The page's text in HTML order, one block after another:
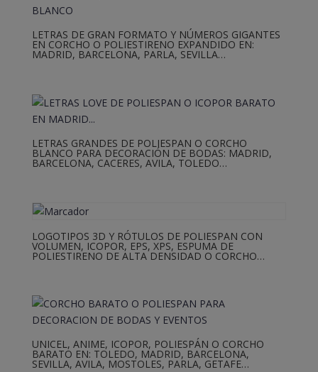
LETRAS DE GRAN FORMATO Y NÚMEROS GIGANTES
EN CORCHO O POLIESTIRENO EXPANDIDO EN:
MADRID, BARCELONA, PARLA, SEVILLA…
LETRAS GRANDES DE POLIESPAN O CORCHO
BLANCO PARA DECORACIÓN DE BODAS: MADRID,
BARCELONA, CACERES, AVILA, TOLEDO…
LOGOTIPOS 3D Y RÓTULOS DE POLIESPAN CON
VOLUMEN, ICOPOR, EPS, XPS, ESPUMA DE
POLIESTIRENO DE ALTA DENSIDAD O CORCHO…
UNICEL, ANIME, ICOPOR, POLIESPÁN O CORCHO
BARATO EN: TOLEDO, MADRID, BARCELONA,
SEVILLA, AVILA, MOSTOLES, PARLA, GETAFE…